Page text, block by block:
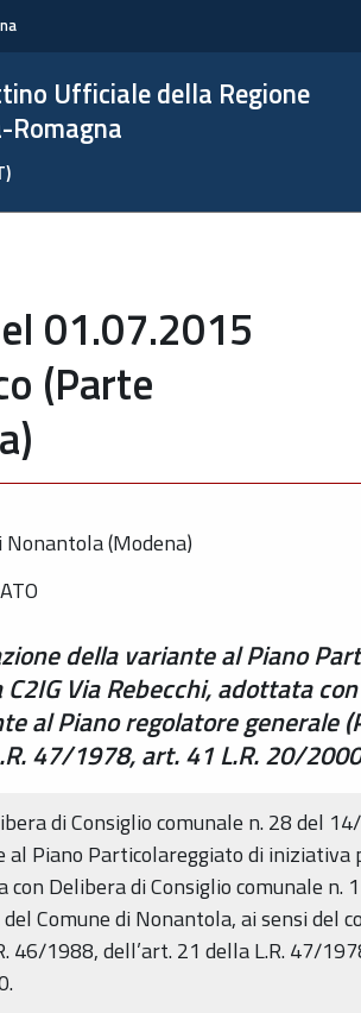
Ufficiale della Regione
Romagna
01.07.2015
(Parte
Nonantola (Modena)
della variante al Piano
Via Rebecchi, adottata
al Piano regolatore generale
47/1978, art. 41 L.R. 20/2000
di Consiglio comunale n. 28 del
Piano Particolareggiato di iniziativa
con Delibera di Consiglio comunale
del Comune di Nonantola, ai sensi del
46/1988, dell’art. 21 della L.R. 47/